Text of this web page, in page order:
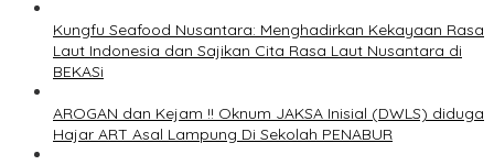
Kungfu Seafood Nusantara: Menghadirkan Kekayaan Rasa
Laut Indonesia dan Sajikan Cita Rasa Laut Nusantara di
BEKASi
AROGAN dan Kejam !! Oknum JAKSA Inisial (DWLS) diduga
Hajar ART Asal Lampung Di Sekolah PENABUR